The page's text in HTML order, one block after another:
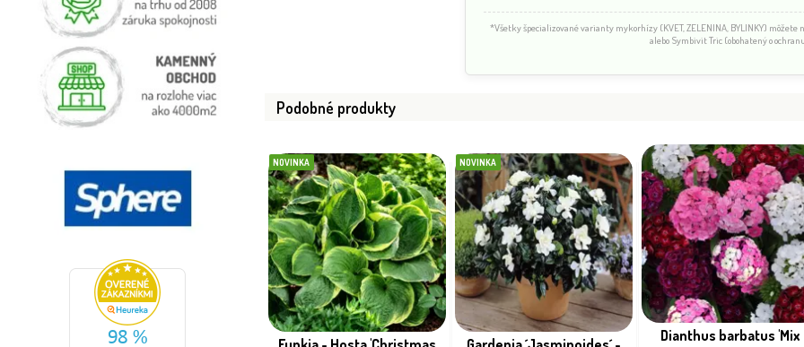
*Všetky špecializované varianty mykorhízy (KVET, ZELENINA, BYLINKY)
alebo Symbivit Tric (obohatený o
Podobné produkty
NOVINKA NOVINKA
Dianthus barbatus 'Mix